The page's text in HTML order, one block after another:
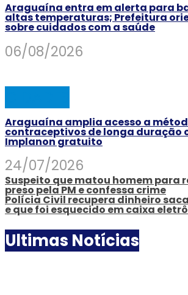
Araguaína entra em alerta para
altas temperaturas; Prefeitura
sobre cuidados com a saúde
06/08/2026
Araguaína amplia acesso a
contraceptivos de longa duração
Implanon gratuito
24/07/2026
Suspeito que matou homem para
preso pela PM e confessa crime
Polícia Civil recupera dinheiro
e que foi esquecido em caixa
Ultimas Notícias